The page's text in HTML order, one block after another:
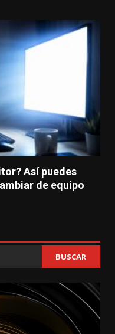
Así puedes
de equipo
BUSCAR